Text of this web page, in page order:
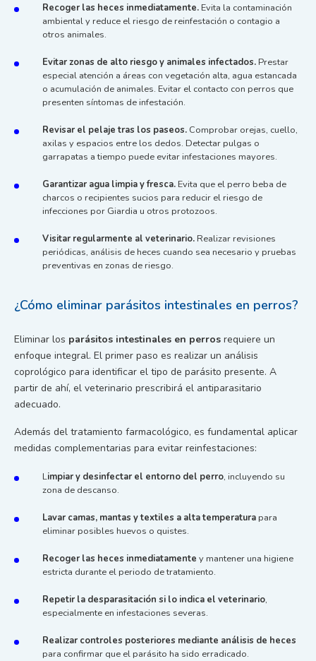
Recoger las heces inmediatamente. Evita la contaminación
ambiental y reduce el riesgo de reinfestación o contagio a
otros animales.
Evitar zonas de alto riesgo y animales infectados. Prestar
especial atención a áreas con vegetación alta, agua estancada
o acumulación de animales. Evitar el contacto con perros que
presenten síntomas de infestación.
Revisar el pelaje tras los paseos. Comprobar orejas, cuello,
axilas y espacios entre los dedos. Detectar pulgas o
garrapatas a tiempo puede evitar infestaciones mayores.
Garantizar agua limpia y fresca. Evita que el perro beba de
charcos o recipientes sucios para reducir el riesgo de
infecciones por Giardia u otros protozoos.
Visitar regularmente al veterinario. Realizar revisiones
periódicas, análisis de heces cuando sea necesario y pruebas
preventivas en zonas de riesgo.
¿Cómo eliminar parásitos intestinales en perros?
Eliminar los parásitos intestinales en perros requiere un
enfoque integral. El primer paso es realizar un análisis
coprológico para identificar el tipo de parásito presente. A
partir de ahí, el veterinario prescribirá el antiparasitario
adecuado.
Además del tratamiento farmacológico, es fundamental aplicar
medidas complementarias para evitar reinfestaciones:
Limpiar y desinfectar el entorno del perro, incluyendo su
zona de descanso.
Lavar camas, mantas y textiles a alta temperatura para
eliminar posibles huevos o quistes.
Recoger las heces inmediatamente y mantener una higiene
estricta durante el periodo de tratamiento.
Repetir la desparasitación si lo indica el veterinario,
especialmente en infestaciones severas.
Realizar controles posteriores mediante análisis de heces
para confirmar que el parásito ha sido erradicado.